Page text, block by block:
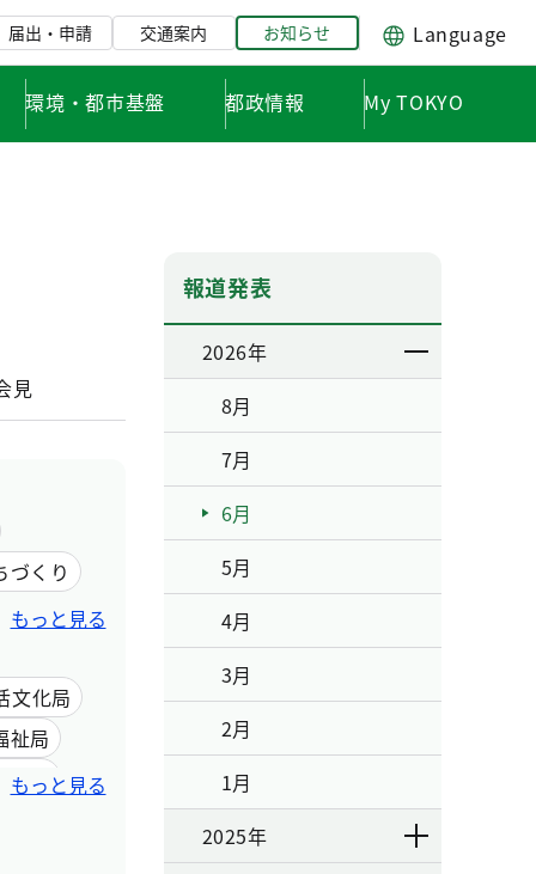
届出・申請 交通案内 お知らせ Language
環境・都市基盤 都政情報 My TOKYO
見
づくり
もっと見る
文化局
祉局
湾局
もっと見る
報道発表
2026年
8月
7月
6月
5月
4月
3月
2月
1月
2025年